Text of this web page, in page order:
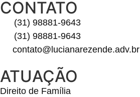
CONTATO
(31) 98881-9643
(31) 98881-9643
contato@lucianarezende.adv.br
ATUAÇÃO
Direito de Família